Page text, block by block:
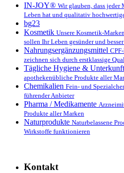
IN-JOY® Wir glauben, dass jeder
Leben hat und qualitativ
bg23
Kosmetik Unsere Kosmetik-
sollen Ihr Leben gesünder und
Nahrungsergänzungs­mittel
zeichnen sich durch erstklassige
Tägliche Hygiene & Unterkunft
apothekenübliche Produkte aller
Chemikalien Fein- und
führender Anbieter
Pharma / Medikamente
Produkte aller Marken
Naturprodukte Naturbelassene
Wirkstoffe funktionieren
Kontakt